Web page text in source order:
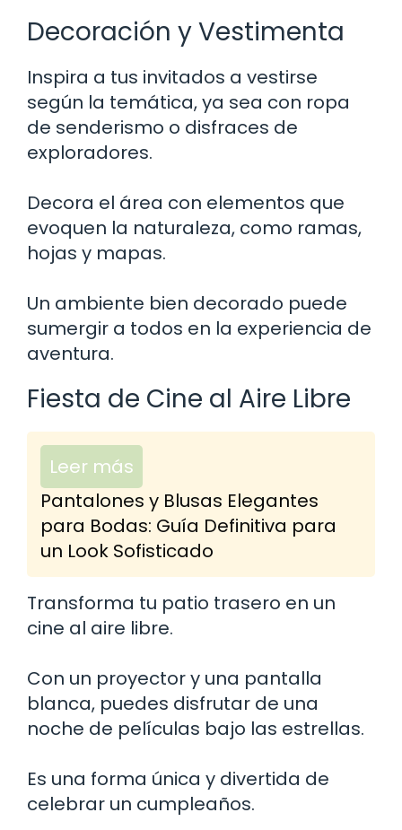
Decoración y Vestimenta
Inspira a tus invitados a vestirse
según la temática, ya sea con ropa
de senderismo o disfraces de
exploradores.
Decora el área con elementos que
evoquen la naturaleza, como ramas,
hojas y mapas.
Un ambiente bien decorado puede
sumergir a todos en la experiencia de
aventura.
Fiesta de Cine al Aire Libre
Leer más
Pantalones y Blusas Elegantes
para Bodas: Guía Definitiva para
un Look Sofisticado
Transforma tu patio trasero en un
cine al aire libre.
Con un proyector y una pantalla
blanca, puedes disfrutar de una
noche de películas bajo las estrellas.
Es una forma única y divertida de
celebrar un cumpleaños.